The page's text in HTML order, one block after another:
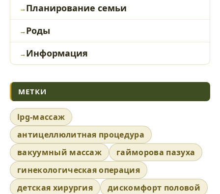
Планирование семьи
Роды
Информация
МЕТКИ
lpg-массаж
антицеллюлитная процедура
вакуумный массаж
гайморова пазуха
гинекологическая операция
детская хирургия
дискомфорт половой